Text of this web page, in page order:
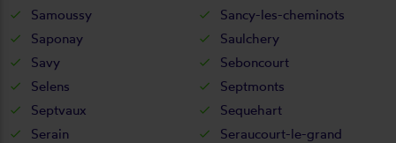
Samoussy
Sancy-les-cheminots
Saponay
Saulchery
Savy
Seboncourt
Selens
Septmonts
Septvaux
Sequehart
Serain
Seraucourt-le-grand